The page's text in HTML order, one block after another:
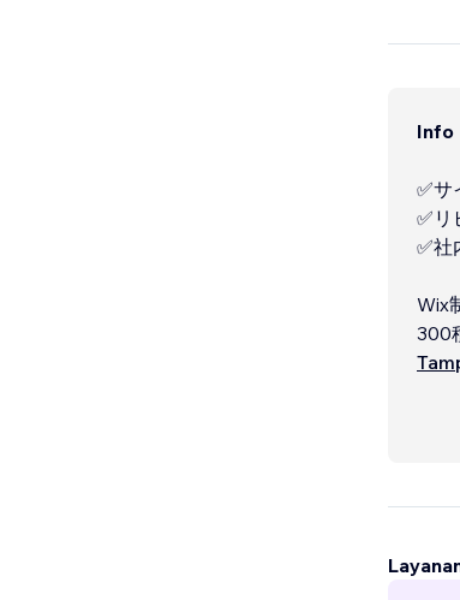
Info
✅サ
✅リ
✅社
Wix
300
した